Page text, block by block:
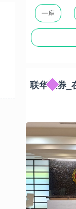
一座
联华证券_